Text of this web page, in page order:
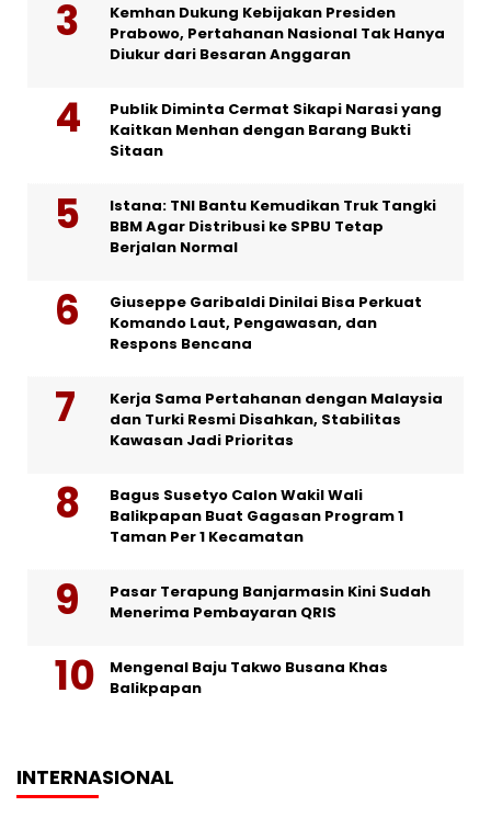
Kemhan Dukung Kebijakan Presiden
Prabowo, Pertahanan Nasional Tak Hanya
Diukur dari Besaran Anggaran
Publik Diminta Cermat Sikapi Narasi yang
Kaitkan Menhan dengan Barang Bukti
Sitaan
Istana: TNI Bantu Kemudikan Truk Tangki
BBM Agar Distribusi ke SPBU Tetap
Berjalan Normal
Giuseppe Garibaldi Dinilai Bisa Perkuat
Komando Laut, Pengawasan, dan
Respons Bencana
Kerja Sama Pertahanan dengan Malaysia
dan Turki Resmi Disahkan, Stabilitas
Kawasan Jadi Prioritas
Bagus Susetyo Calon Wakil Wali
Balikpapan Buat Gagasan Program 1
Taman Per 1 Kecamatan
Pasar Terapung Banjarmasin Kini Sudah
Menerima Pembayaran QRIS
Mengenal Baju Takwo Busana Khas
Balikpapan
INTERNASIONAL